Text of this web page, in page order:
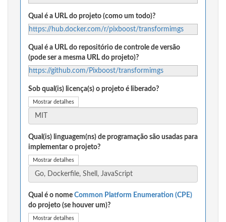
Qual é a URL do projeto (como um todo)?
https://hub.docker.com/r/pixboost/transformimgs
Qual é a URL do repositório de controle de versão
(pode ser a mesma URL do projeto)?
https://github.com/Pixboost/transformimgs
Sob qual(is) licença(s) o projeto é liberado?
Mostrar detalhes
Qual(is) linguagem(ns) de programação são usadas para
implementar o projeto?
Mostrar detalhes
Qual é o nome Common Platform Enumeration (CPE)
do projeto (se houver um)?
Mostrar detalhes